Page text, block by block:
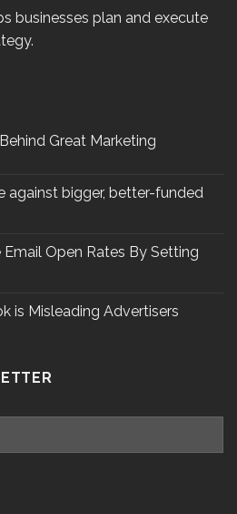
businesses plan and execute
Great Marketing
against bigger, better-funded
Email Open Rates By Setting
is Misleading Advertisers